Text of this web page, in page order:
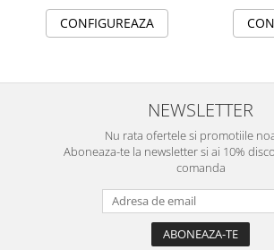
CONFIGUREAZA
NEWSLETTER
Nu rata ofertele si promotiile
Aboneaza-te la newsletter si ai 10%
comanda